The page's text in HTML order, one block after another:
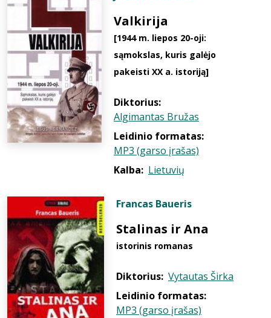
Valkirija
[1944 m. liepos 20-oji:
sąmokslas, kuris galėjo
pakeisti XX a. istoriją]
Diktorius:
Algimantas Bružas
Leidinio formatas:
MP3 (garso įrašas)
Kalba: Lietuvių
Francas Baueris
Stalinas ir Ana
istorinis romanas
Diktorius: Vytautas Širka
Leidinio formatas:
MP3 (garso įrašas)